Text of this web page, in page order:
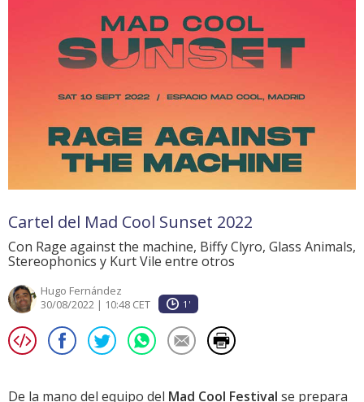
Cartel del Mad Cool Sunset 2022
Con Rage against the machine, Biffy Clyro, Glass Animals,
Stereophonics y Kurt Vile entre otros
Hugo Fernández
30/08/2022 | 10:48 CET
1'
De la mano del equipo del Mad Cool Festival se prepara